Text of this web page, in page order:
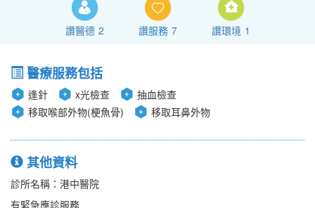
讚醫德 2 讚服務 7 讚環境 1
醫療服務包括
逢針 x光檢查
抽血檢查
移取喉部外物(梗魚骨)
移取耳鼻外物
其他資料
診所名稱：港中醫院
有緊急應診服務